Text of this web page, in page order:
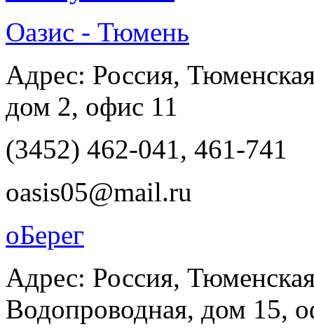
Оазис - Тюмень
Адрес: Россия,
дом 2, офис 11
(3452) 462-041, 461-741
oasis05@mail.ru
оБерег
Адрес: Россия,
Водопроводная, дом 15,